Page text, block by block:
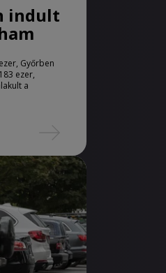
indult
Győrben
ezer,
a